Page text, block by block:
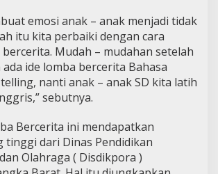
emosi anak – anak menjadi tidak
itu kita perbaiki dengan cara
bercerita. Mudah – mudahan setelah
ada ide lomba bercerita Bahasa
nanti anak – anak SD kita latih
sebutnya.
Bercerita ini mendapatkan
tinggi dari Dinas Pendidikan
Olahraga ( Disdikpora )